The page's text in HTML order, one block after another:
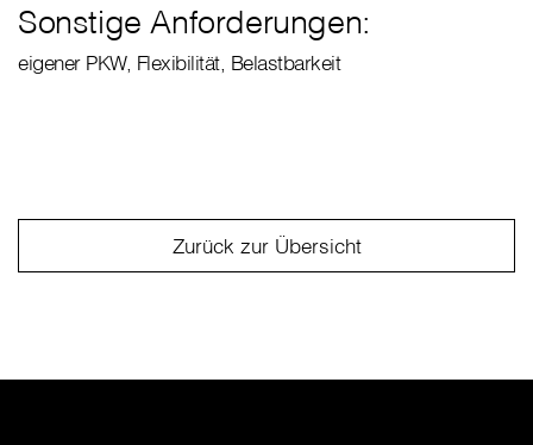
Sonstige Anforderungen:
eigener PKW, Flexibilität, Belastbarkeit
Zurück zur Übersicht